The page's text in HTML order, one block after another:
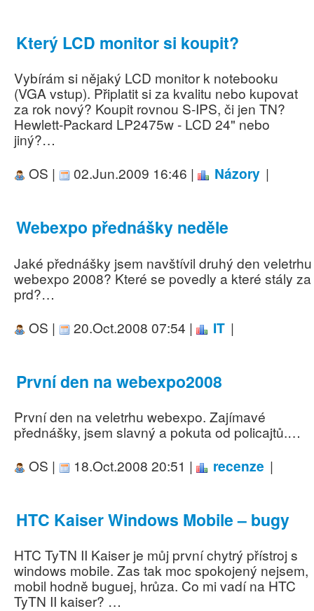
Který LCD monitor si koupit?
Vybírám si nějaký LCD monitor k notebooku
(VGA vstup). Připlatit si za kvalitu nebo kupovat
za rok nový? Koupit rovnou S-IPS, či jen TN?
Hewlett-Packard LP2475w - LCD 24" nebo
jiný?…
OS |
02.Jun.2009 16:46 | Názory |
Webexpo přednášky neděle
Jaké přednášky jsem navštívil druhý den veletrhu
webexpo 2008? Které se povedly a které stály za
prd?…
OS |
20.Oct.2008 07:54 | IT |
První den na webexpo2008
První den na veletrhu webexpo. Zajímavé
přednášky, jsem slavný a pokuta od policajtů.…
OS |
18.Oct.2008 20:51 | recenze |
HTC Kaiser Windows Mobile – bugy
HTC TyTN II Kaiser je můj první chytrý přístroj s
windows mobile. Zas tak moc spokojený nejsem,
mobil hodně buguej, hrůza. Co mi vadí na HTC
TyTN II kaiser? …